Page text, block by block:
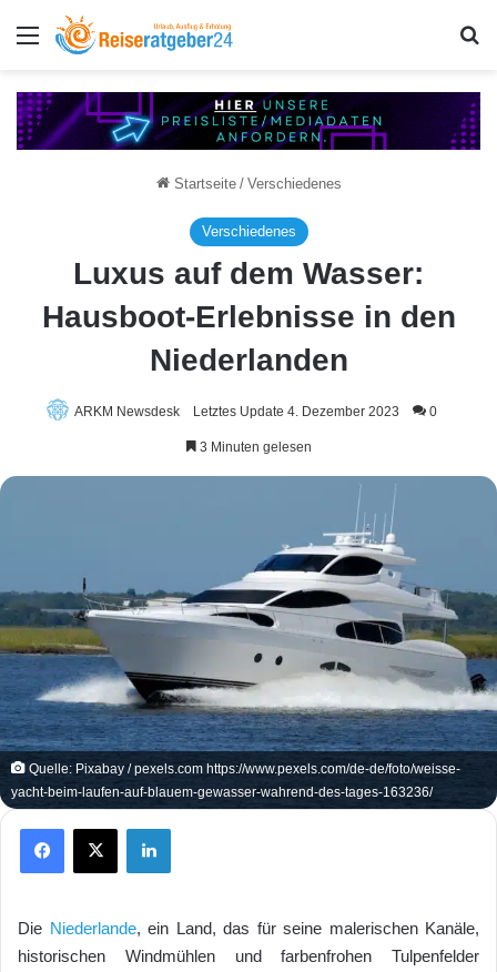
Menü
Startseite / Verschiedenes
Verschiedenes
Luxus auf dem Wasser:
Hausboot-Erlebnisse in den
Niederlanden
ARKM Newsdesk Letztes Update 4. Dezember 2023 0
3 Minuten gelesen
Quelle: Pixabay / pexels.com https://www.pexels.com/de-de/foto/weisse-
yacht-beim-laufen-auf-blauem-gewasser-wahrend-des-tages-163236/
X
Die Niederlande, ein Land, das für seine malerischen Kanäle,
historischen Windmühlen und farbenfrohen Tulpenfelder